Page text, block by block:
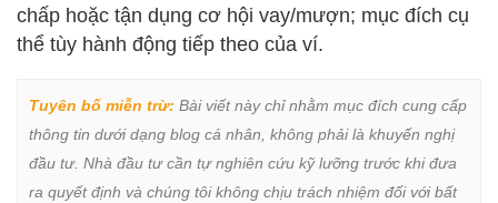
chấp hoặc tận dụng cơ hội vay/mượn; mục đích cụ
thể tùy hành động tiếp theo của ví.
Tuyên bố miễn trừ: Bài viết này chỉ nhằm mục đích cung cấp
thông tin dưới dạng blog cá nhân, không phải là khuyến nghị
đầu tư. Nhà đầu tư cần tự nghiên cứu kỹ lưỡng trước khi đưa
ra quyết định và chúng tôi không chịu trách nhiệm đối với bất